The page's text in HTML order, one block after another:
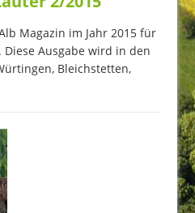
Magazin im Jahr 2015 für
Ausgabe wird in den
Bleichstetten,